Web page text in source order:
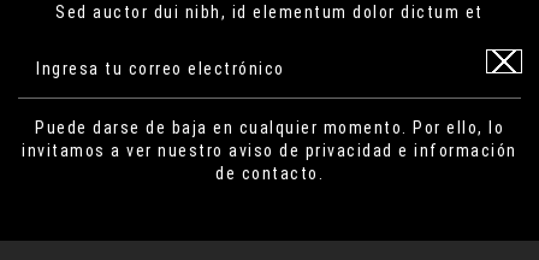
Sed auctor dui nibh, id elementum dolor dictum et
Puede darse de baja en cualquier momento. Por ello, lo
invitamos a ver nuestro aviso de privacidad e información
de contacto.